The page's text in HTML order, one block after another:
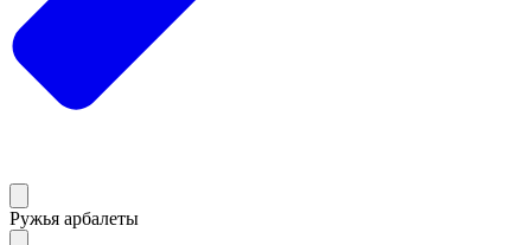
Ружья арбалеты